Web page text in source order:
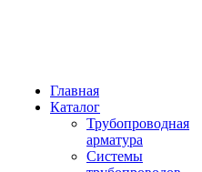
Главная
Каталог
Трубопроводная
арматура
Системы